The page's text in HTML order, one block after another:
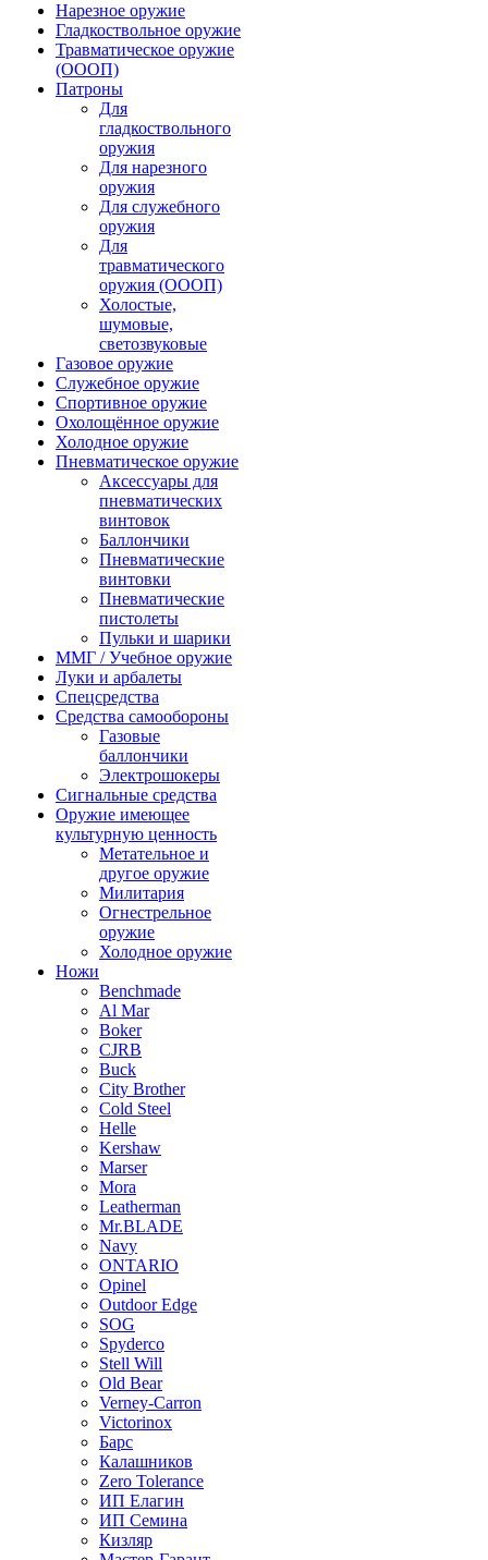
Нарезное оружие
Гладкоствольное оружие
Травматическое оружие
(ОООП)
Патроны
Для
гладкоствольного
оружия
Для нарезного
оружия
Для служебного
оружия
Для
травматического
оружия (ОООП)
Холостые,
шумовые,
светозвуковые
Газовое оружие
Служебное оружие
Спортивное оружие
Охолощённое оружие
Холодное оружие
Пневматическое оружие
Аксессуары для
пневматических
винтовок
Баллончики
Пневматические
винтовки
Пневматические
пистолеты
Пульки и шарики
ММГ / Учебное оружие
Луки и арбалеты
Спецсредства
Средства самообороны
Газовые
баллончики
Электрошокеры
Сигнальные средства
Оружие имеющее
культурную ценность
Метательное и
другое оружие
Милитария
Огнестрельное
оружие
Холодное оружие
Ножи
Benchmade
Al Mar
Boker
CJRB
Buck
City Brother
Cold Steel
Helle
Kershaw
Marser
Mora
Leatherman
Mr.BLADE
Navy
ONTARIO
Opinel
Outdoor Edge
SOG
Spyderco
Stell Will
Old Bear
Verney-Carron
Victorinox
Барс
Калашников
Zero Tolerance
ИП Елагин
ИП Семина
Кизляр